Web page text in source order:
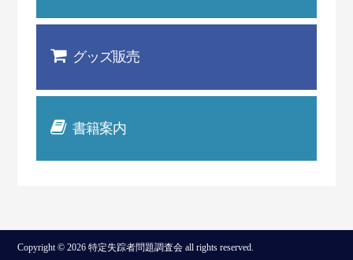
グッズ販売
書籍案内
Copyright © 2026 特定失踪者問題調査会 all rights reserved.